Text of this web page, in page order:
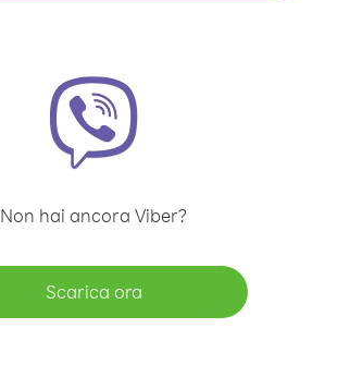
Non hai ancora Viber?
Scarica ora